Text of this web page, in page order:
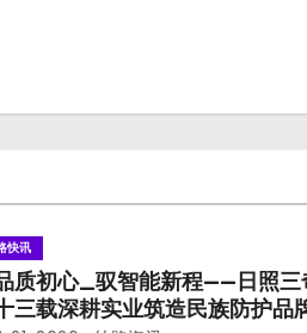
快讯
质初心_驭智能新程——日照三
三载深耕实业筑造民族防护品